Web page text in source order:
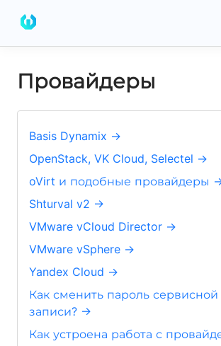
Провайдеры
Basis Dynamix →
OpenStack, VK Cloud, Selectel →
oVirt и подобные провайдеры
Shturval v2 →
VMware vCloud Director →
VMware vSphere →
Yandex Cloud →
Как сменить пароль сервисной
записи? →
Как устроена работа с